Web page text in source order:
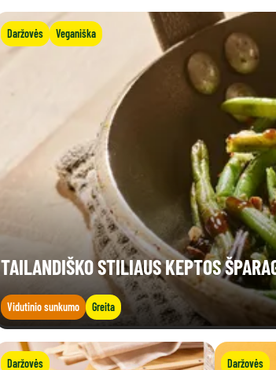
Daržovės Veganiška
TAILANDIŠKO STILIAUS KEPTOS
Vidutinio sunkumo Greita
Daržovės Daržovės